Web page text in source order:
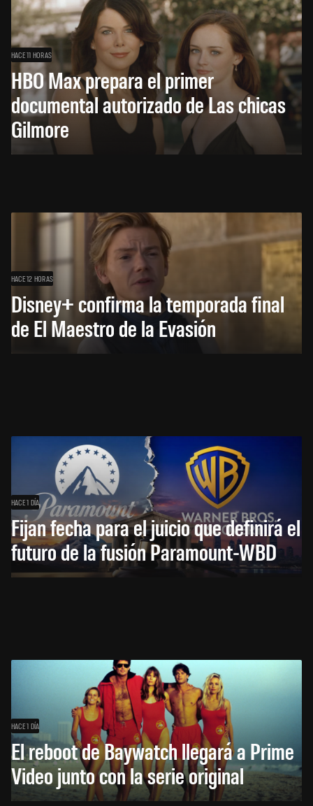
HACE 11 HORAS
HBO Max prepara el primer
documental autorizado de Las chicas
Gilmore
HACE 12 HORAS
Disney+ confirma la temporada final
de El Maestro de la Evasión
HACE 1 DÍA
Fijan fecha para el juicio que definirá el
futuro de la fusión Paramount-WBD
HACE 1 DÍA
El reboot de Baywatch llegará a Prime
Video junto con la serie original